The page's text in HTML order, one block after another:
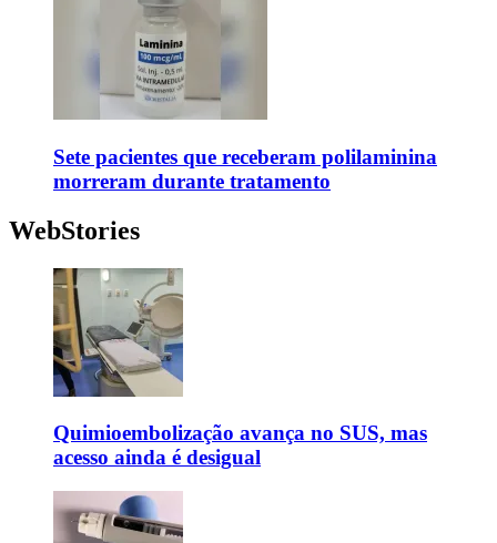
Sete pacientes que receberam polilaminina
morreram durante tratamento
WebStories
Quimioembolização avança no SUS, mas
acesso ainda é desigual